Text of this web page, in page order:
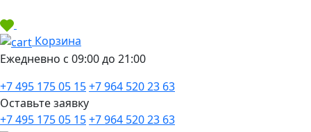
Корзина
Ежедневно с 09:00 до 21:00
+7 495 175 05 15+7 964 520 23 63
Оставьте заявку
+7 495 175 05 15+7 964 520 23 63